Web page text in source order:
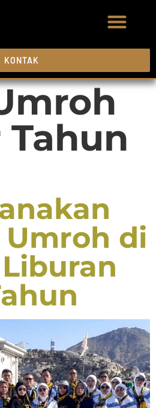
KONTAK
di